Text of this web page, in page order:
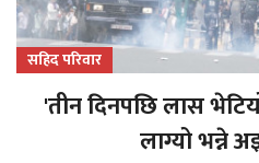
सहिद परिवार
'तीन दिनपछि लास
लाग्यो भन्ने